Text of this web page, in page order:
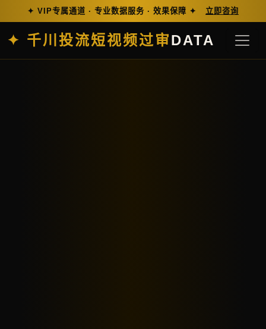
✦ VIP专属通道 · 专业数据服务 · 效果保障 ✦ 立即咨询
✦ 千川投流短视频过审DATA